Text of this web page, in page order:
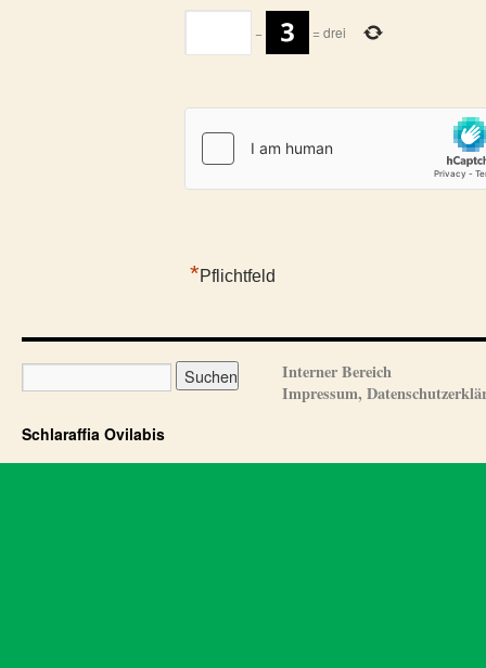
− = drei
*Pflichtfeld
Interner Bereich
Impressum,
Schlaraffia Ovilabis